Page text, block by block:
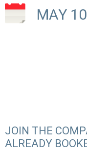
MAY 10
JOIN THE
ALREADY